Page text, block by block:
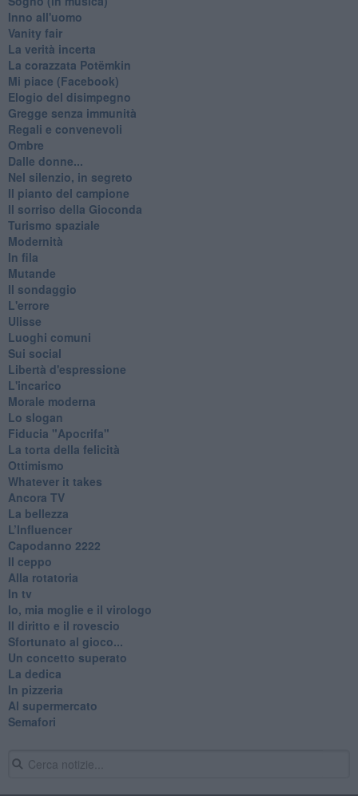
Inno all'uomo
Vanity fair
La verità incerta
La corazzata Potëmkin
Mi piace (Facebook)
Elogio del disimpegno
Gregge senza immunità
Regali e convenevoli
Ombre
Dalle donne...
Nel silenzio, in segreto
Il pianto del campione
Il sorriso della Gioconda
Turismo spaziale
Modernità
In fila
Mutande
Il sondaggio
L'errore
Ulisse
Luoghi comuni
Sui social
Libertà d'espressione
L'incarico
Morale moderna
Lo slogan
Fiducia "Apocrifa"
La torta della felicità
Ottimismo
Whatever it takes
Ancora TV
La bellezza
L’Influencer
​Capodanno 2222
Il ceppo
Alla rotatoria
In tv
Io, mia moglie e il virologo
Il diritto e il rovescio
Sfortunato al gioco...
Un concetto superato
La dedica
In pizzeria
Al supermercato
Semafori